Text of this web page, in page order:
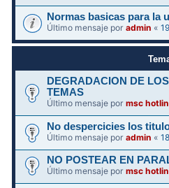
Normas basicas para la
Último mensaje poradmin «
DEGRADACION DE
TEMAS
Último mensaje pormsc
No despercicies los
Último mensaje poradmin «
NO POSTEAR EN
Último mensaje pormsc